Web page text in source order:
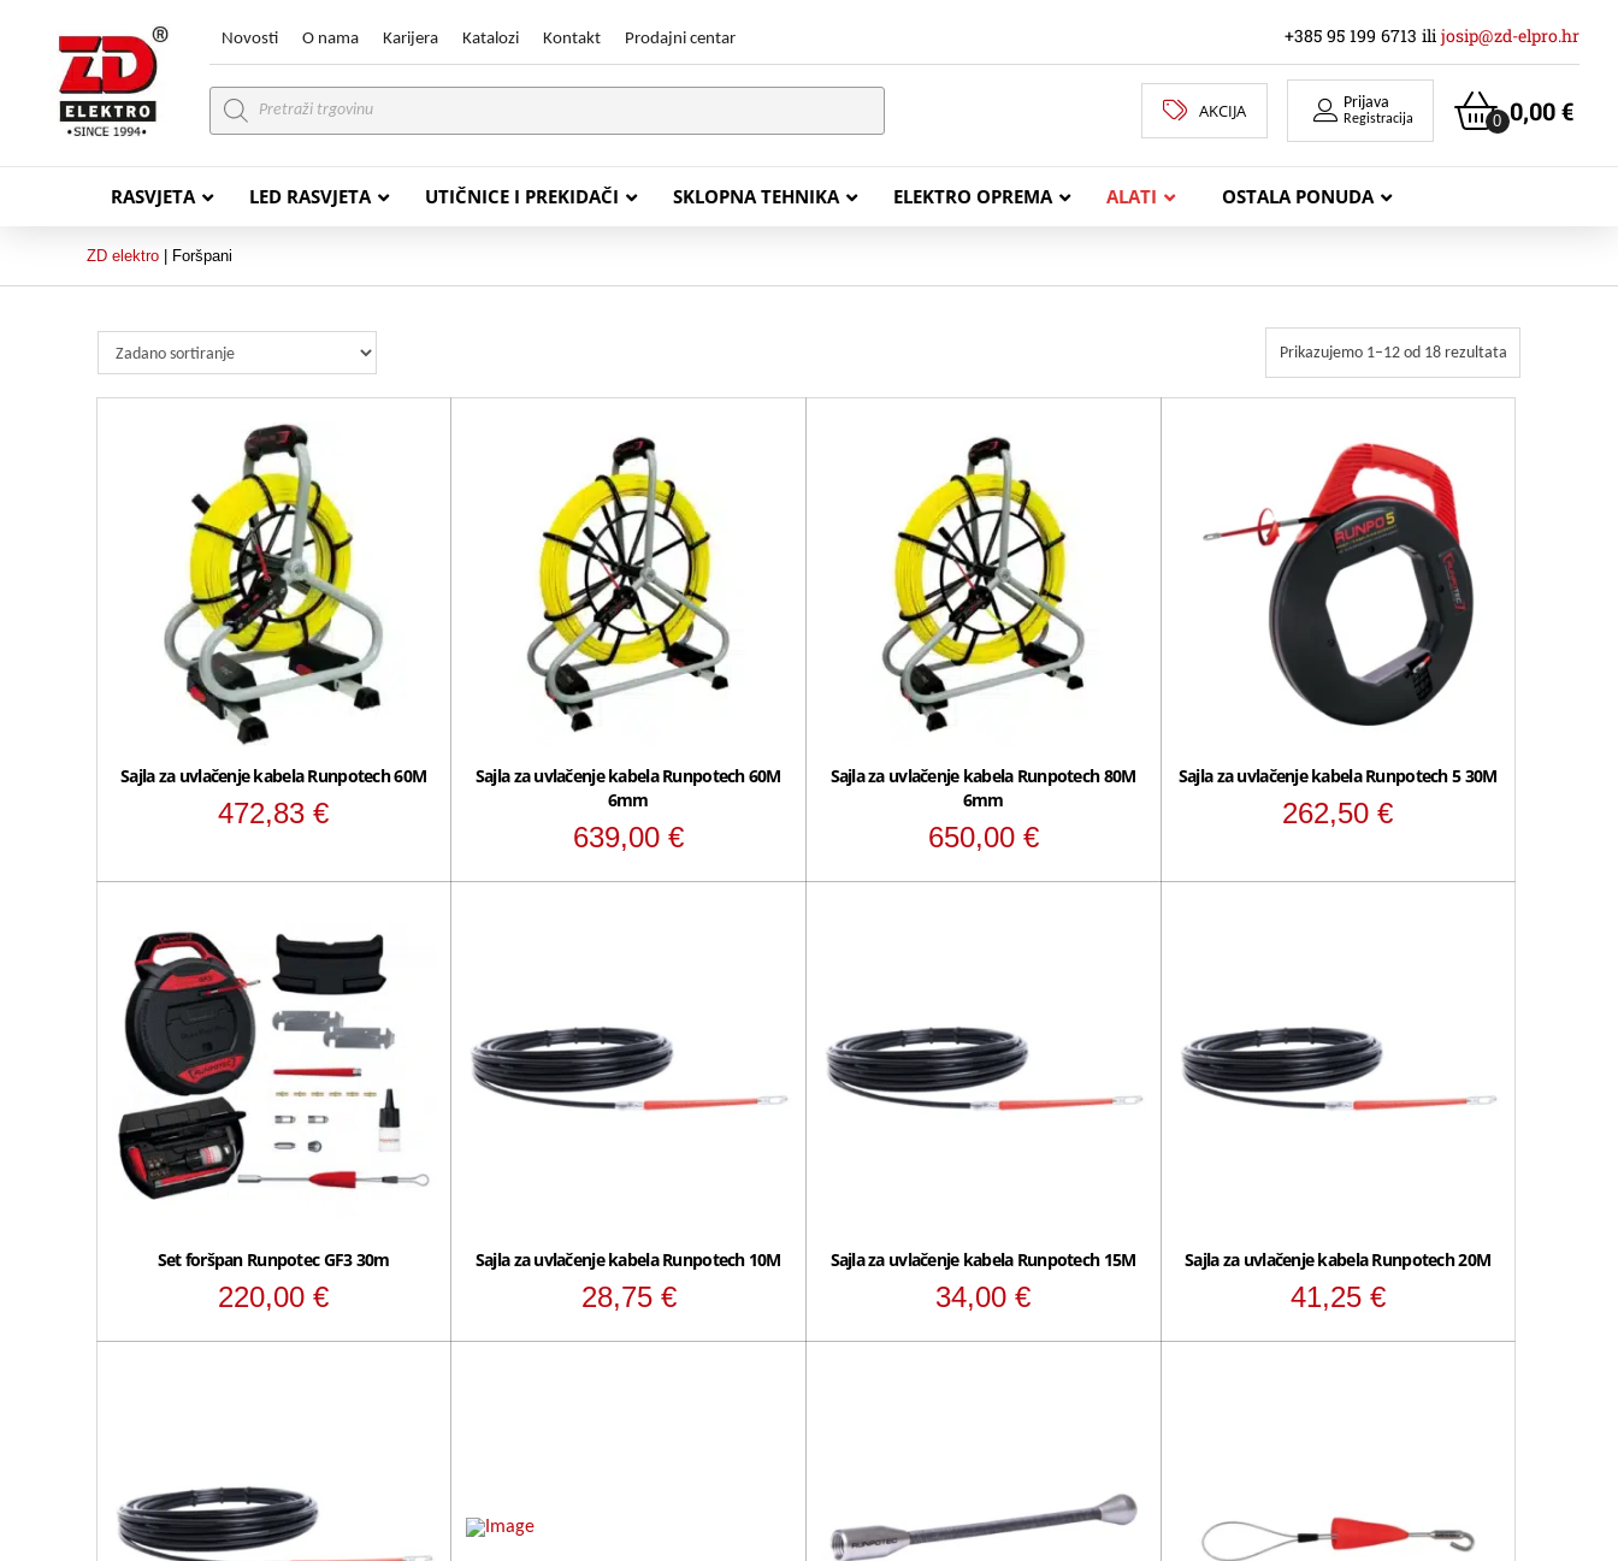
Novosti O nama Karijera Katalozi Kontakt Prodajni centar +385 95 199 6713 ili josip@zd-elpro.hr
Products
search
AKCIJA Prijava
Registracija 0,00€
0
RASVJETA LED RASVJETA UTIČNICE I PREKIDAČI SKLOPNA TEHNIKA ELEKTRO OPREMA ALATI OSTALA PONUDA
PVC VODIČI
H07V-U (P Vodič)
PP/J (H05VV-F)
PP/L (H03VV-F)
NHXH FE180/E90
PP00 Podzemni Kabel
PP00-A
MREŽNI LAN KABELI
KOAKSIJALNI KABELI
TELEKOMUNIKACIJSKI KABELI
ZVUČNIČKI KABEL
ZD elektro Foršpani
Prikazujemo 1–12 od 18 rezultata
Sajla za uvlačenje kabela Runpotech 60M
472,83€
Sajla za uvlačenje kabela Runpotech 60M
6mm
639,00€
Sajla za uvlačenje kabela Runpotech 80M
6mm
650,00 €
Sajla za uvlačenje kabela Runpotech 5 30M
262,50€
Set foršpan Runpotec GF3 30m
220,00€
Sajla za uvlačenje kabela Runpotech 10M
28,75 €
Sajla za uvlačenje kabela Runpotech 15M
34,00€
Sajla za uvlačenje kabela Runpotech 20M
41,25 €